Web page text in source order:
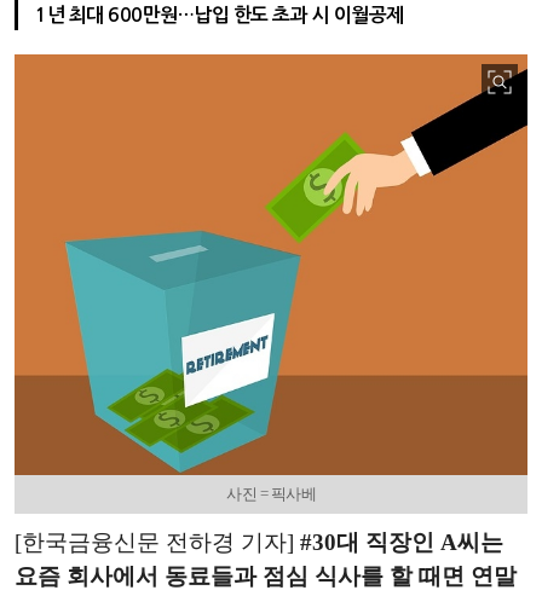
1년 최대 600만원…납입 한도 초과 시 이월공제
사진 = 픽사베
[한국금융신문 전하경 기자] #30대 직장인 A씨는
요즘 회사에서 동료들과 점심 식사를 할 때면 연말